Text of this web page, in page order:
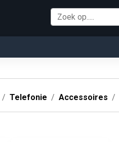
Telefonie Accessoires